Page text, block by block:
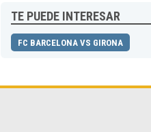
TE PUEDE INTERESAR
FC BARCELONA VS GIRONA